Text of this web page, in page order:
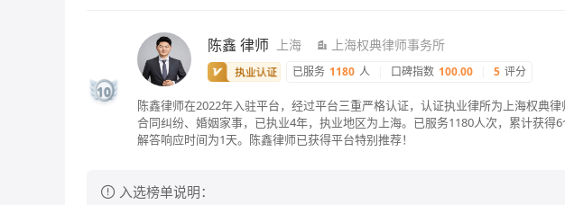
10
陈鑫 律师 上海 上海权典律师事务所
已服务 1180 人 口碑指数 100.00 5 评分
陈鑫律师在2022年入驻平台，经过平台三重严格认证，认证执业律所为上海权典律
合同纠纷、婚姻家事，已执业4年，执业地区为上海。已服务1180人次，累计获得
解答响应时间为1天。陈鑫律师已获得平台特别推荐！
入选榜单说明：